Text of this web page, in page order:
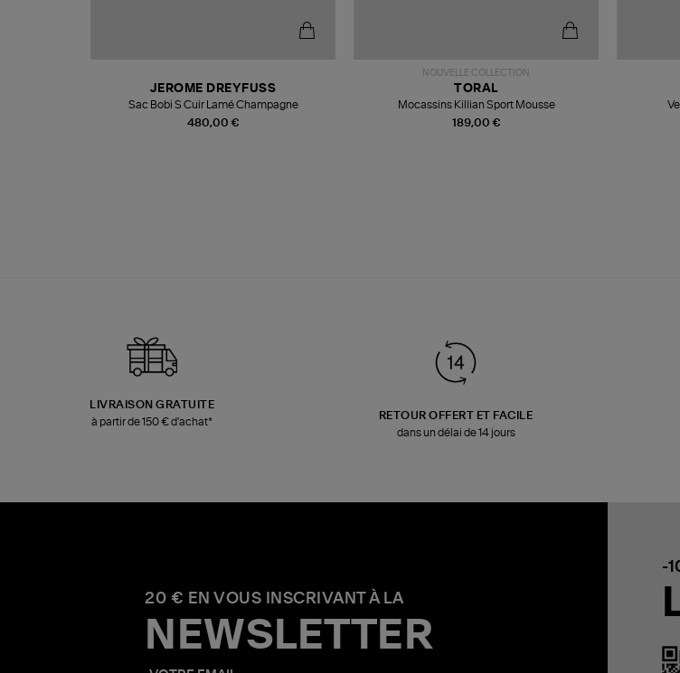
480,00 €
JEROME DREYFUSS
Sac Bobi S Cuir Lamé Champagne
NOUVELLE COLLECTION
189,00 €
TORAL
Mocassins Killian Sport Mousse
LIVRAISON GRATUITE
à partir de 150 € d'achat*
RETOUR OFFERT ET FACILE
dans un délai de 14 jours
20 € EN VOUS INSCRIVANT À LA
NEWSLETTER
-